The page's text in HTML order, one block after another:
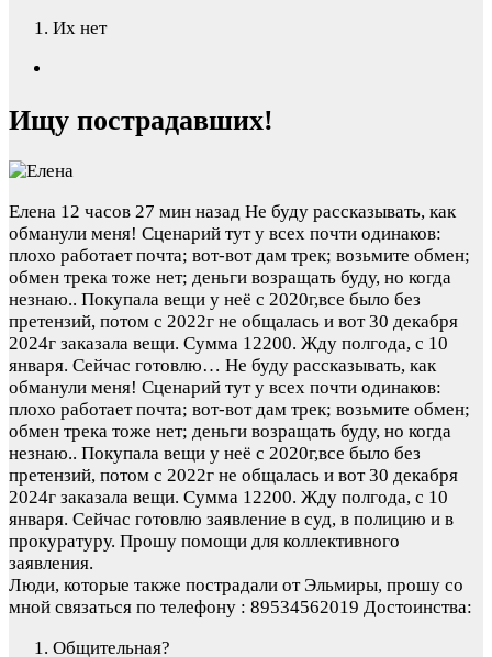
Их нет
Ищу пострадавших!
Елена 12 часов 27 мин назад Не буду рассказывать, как
обманули меня! Сценарий тут у всех почти одинаков:
плохо работает почта; вот-вот дам трек; возьмите обмен;
обмен трека тоже нет; деньги возращать буду, но когда
незнаю.. Покупала вещи у неё с 2020г,все было без
претензий, потом с 2022г не общалась и вот 30 декабря
2024г заказала вещи. Сумма 12200. Жду полгода, с 10
января. Сейчас готовлю… Не буду рассказывать, как
обманули меня! Сценарий тут у всех почти одинаков:
плохо работает почта; вот-вот дам трек; возьмите обмен;
обмен трека тоже нет; деньги возращать буду, но когда
незнаю.. Покупала вещи у неё с 2020г,все было без
претензий, потом с 2022г не общалась и вот 30 декабря
2024г заказала вещи. Сумма 12200. Жду полгода, с 10
января. Сейчас готовлю заявление в суд, в полицию и в
прокуратуру. Прошу помощи для коллективного
заявления.
Люди, которые также пострадали от Эльмиры, прошу со
мной связаться по телефону : 89534562019 Достоинства:
Общительная?